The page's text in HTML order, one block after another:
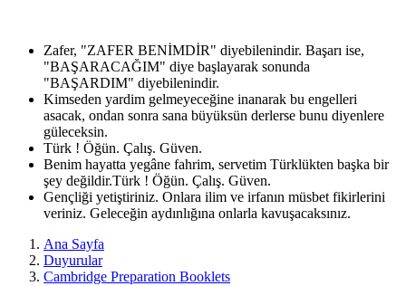
Zafer, "ZAFER BENİMDİR" diyebilenindir. Başarı ise,
"BAŞARACAĞIM" diye başlayarak sonunda
"BAŞARDIM" diyebilenindir.
Kimseden yardim gelmeyeceğine inanarak bu engelleri
asacak, ondan sonra sana büyüksün derlerse bunu diyenlere
güleceksin.
Türk ! Öğün. Çalış. Güven.
Benim hayatta yegâne fahrim, servetim Türklükten başka bir
şey değildir.Türk ! Öğün. Çalış. Güven.
Gençliği yetiştiriniz. Onlara ilim ve irfanın müsbet fikirlerini
veriniz. Geleceğin aydınlığına onlarla kavuşacaksınız.
Ana Sayfa
Duyurular
Cambridge Preparation Booklets